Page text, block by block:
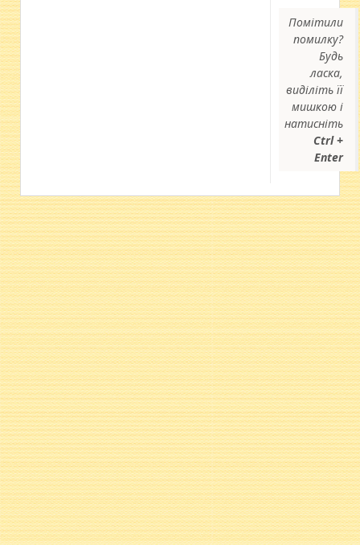
Помітили
помилку?
Будь
ласка,
виділіть її
мишкою і
натисніть
Ctrl +
Enter